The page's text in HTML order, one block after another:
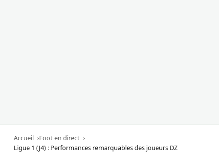
Accueil
Foot en direct
Ligue 1 (J4) : Performances remarquables des joueurs DZ